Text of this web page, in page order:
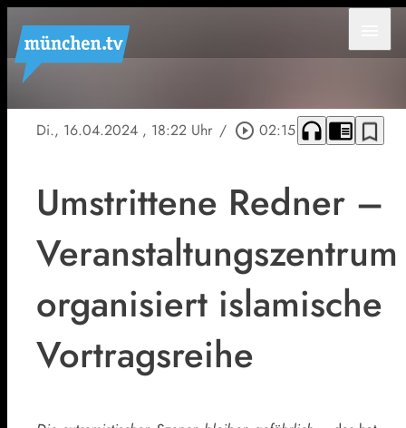
Di., 16.04.2024 , 18:22 Uhr / play_circle_outline 02:15 headphones chrome_reader_mode bookmark_border
Umstrittene Redner –
Veranstaltungszentrum
organisiert islamische
Vortragsreihe